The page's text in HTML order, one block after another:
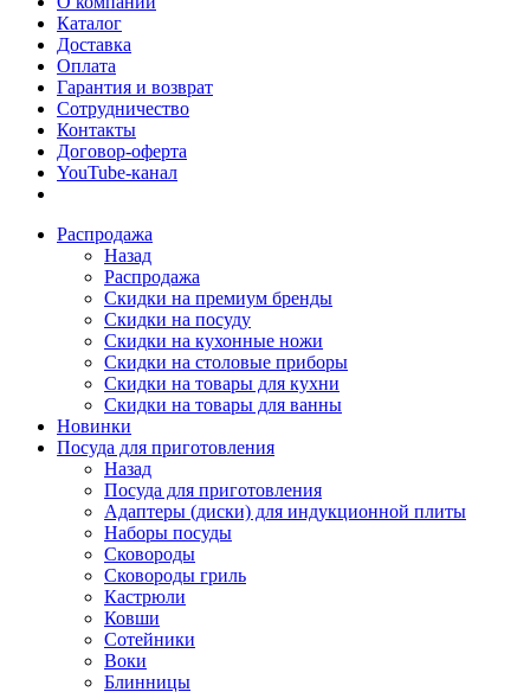
Каталог
Доставка
Оплата
Гарантия и возврат
Сотрудничество
Контакты
Договор-оферта
YouTube-канал
Распродажа
Назад
Распродажа
Скидки на премиум бренды
Скидки на посуду
Скидки на кухонные ножи
Скидки на столовые приборы
Скидки на товары для кухни
Скидки на товары для ванны
Новинки
Посуда для приготовления
Назад
Посуда для приготовления
Адаптеры (диски) для индукционной плиты
Наборы посуды
Сковороды
Сковороды гриль
Кастрюли
Ковши
Сотейники
Воки
Блинницы